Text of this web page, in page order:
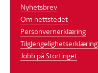
Nyhetsbrev
Om nettstedet
Personvernerklæring
Tilgjengelighetserklæring
Jobb på Stortinget